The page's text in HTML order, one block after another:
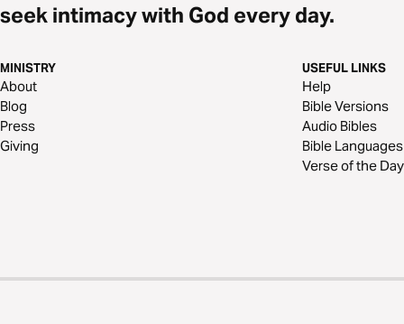
seek intimacy with God every day.
MINISTRY
About
Blog
Press
Giving
USEFUL LINKS
Help
Bible Versions
Audio Bibles
Bible Languages
Verse of the Day